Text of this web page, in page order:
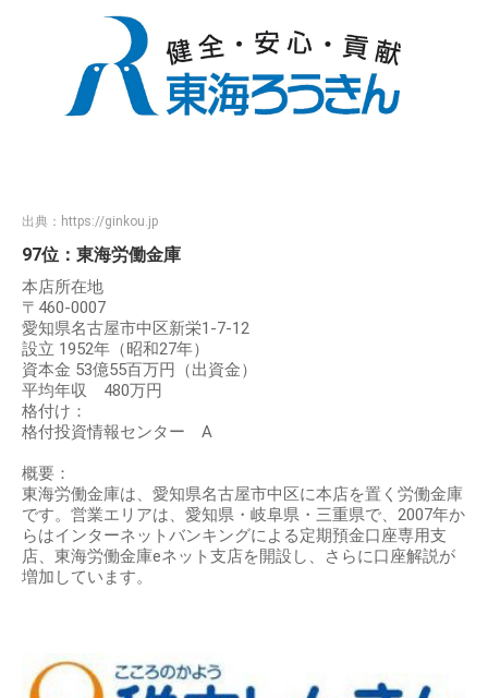
出典： https://ginkou.jp
97位：東海労働金庫
本店所在地
〒460-0007
愛知県名古屋市中区新栄1-7-12
設立 1952年（昭和27年）
資本金 53億55百万円（出資金）
平均年収 480万円
格付け：
格付投資情報センター A
概要：
東海労働金庫は、愛知県名古屋市中区に本店を置く労働金庫
です。営業エリアは、愛知県・岐阜県・三重県で、2007年か
らはインターネットバンキングによる定期預金口座専用支
店、東海労働金庫eネット支店を開設し、さらに口座解説が
増加しています。